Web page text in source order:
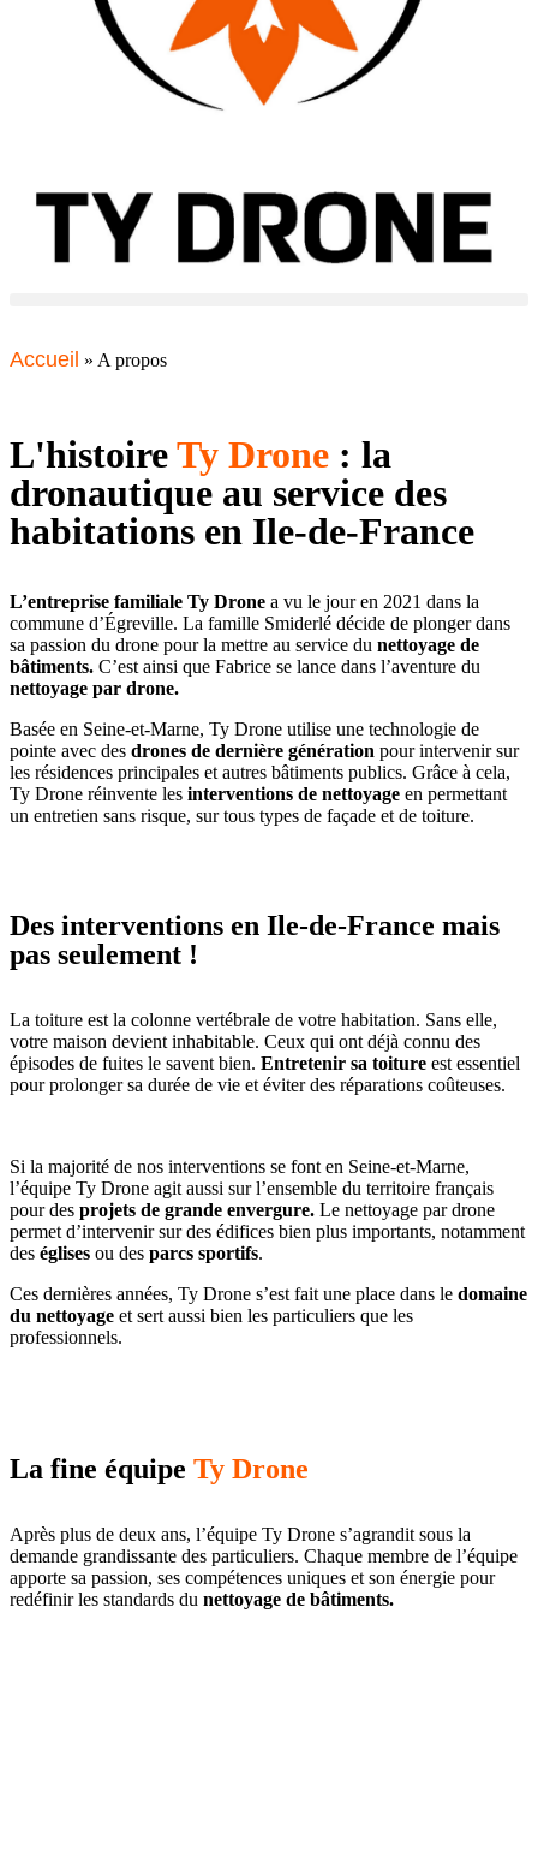
Accueil » A propos
L'histoireTy Drone : la
dronautique au service des
habitations en Ile-de-France
L’entreprise familiale Ty Drone a vu le jour en 2021 dans la
commune d’Égreville. La famille Smiderlé décide de plonger dans
sa passion du drone pour la mettre au service du nettoyage de
bâtiments. C’est ainsi que Fabrice se lance dans l’aventure du
nettoyage par drone.
Basée en Seine-et-Marne, Ty Drone utilise une technologie de
pointe avec des drones de dernière génération pour intervenir sur
les résidences principales et autres bâtiments publics. Grâce à cela,
Ty Drone réinvente les interventions de nettoyage en permettant
un entretien sans risque, sur tous types de façade et de toiture.
Des interventions en Ile-de-France mais
pas seulement !
La toiture est la colonne vertébrale de votre habitation. Sans elle,
votre maison devient inhabitable. Ceux qui ont déjà connu des
épisodes de fuites le savent bien. Entretenir sa toiture est essentiel
pour prolonger sa durée de vie et éviter des réparations coûteuses.
Si la majorité de nos interventions se font en Seine-et-Marne,
l’équipe Ty Drone agit aussi sur l’ensemble du territoire français
pour des projets de grande envergure. Le nettoyage par drone
permet d’intervenir sur des édifices bien plus importants, notamment
des églises ou des parcs sportifs.
Ces dernières années, Ty Drone s’est fait une place dans le domaine
du nettoyage et sert aussi bien les particuliers que les
professionnels.
La fine équipe Ty Drone
Après plus de deux ans, l’équipe Ty Drone s’agrandit sous la
demande grandissante des particuliers. Chaque membre de l’équipe
apporte sa passion, ses compétences uniques et son énergie pour
redéfinir les standards du nettoyage de bâtiments.